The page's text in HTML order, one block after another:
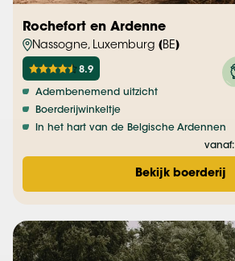
Rochefort en Ardenne
Nassogne, Luxemburg (BE)
8.9
Adembenemend uitzicht
Boerderijwinkeltje
In het hart van de Belgische Ardennen
vanaf:
Bekijk boerderij